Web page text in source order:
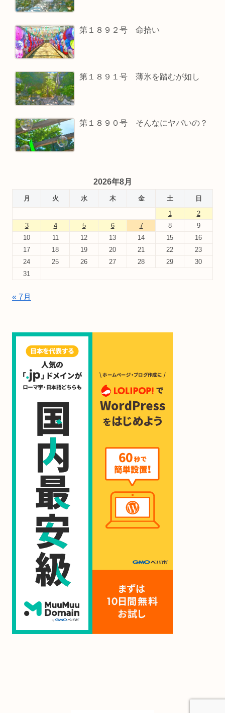
第１８９２号 命拾い
第１８９１号 薄氷を踏むが如し
第１８９０号 そんなにヤバいの？
2026年8月
月 火 水 木 金 土
日
1
2
3
4 5 6 7 8
9
10
11 12 13 14 15
16
17
18 19 20 21 22
23
24
25 26 27 28 29
30
31
« 7月